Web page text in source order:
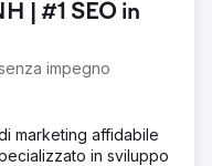
| #1 SEO in
impegno
marketing affidabile
in sviluppo